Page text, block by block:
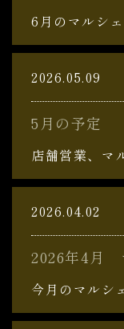
6月のマルシ
2026.05.09
5月の予定
店舗営業、マ
2026.04.02
2026年4月
今月のマルシ